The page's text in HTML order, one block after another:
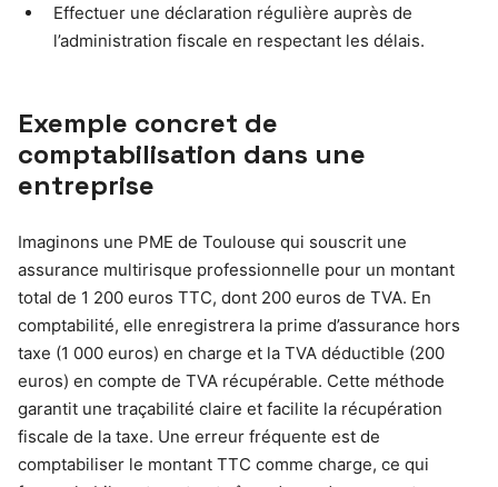
Effectuer une déclaration régulière auprès de
l’administration fiscale en respectant les délais.
Exemple concret de
comptabilisation dans une
entreprise
Imaginons une PME de Toulouse qui souscrit une
assurance multirisque professionnelle pour un montant
total de 1 200 euros TTC, dont 200 euros de TVA. En
comptabilité, elle enregistrera la prime d’assurance hors
taxe (1 000 euros) en charge et la TVA déductible (200
euros) en compte de TVA récupérable. Cette méthode
garantit une traçabilité claire et facilite la récupération
fiscale de la taxe. Une erreur fréquente est de
comptabiliser le montant TTC comme charge, ce qui